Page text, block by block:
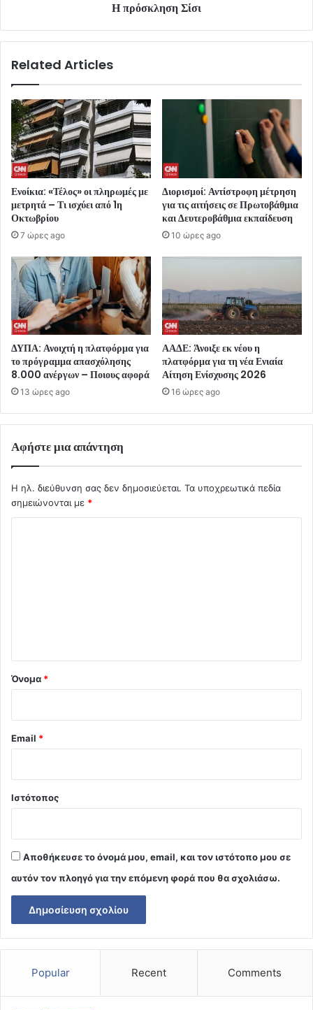
Η πρόσκληση Σίσι
Related Articles
Ενοίκια: «Τέλος» οι πληρωμές με
μετρητά – Τι ισχύει από 1η
Οκτωβρίου
7 ώρες ago
Διορισμοί: Αντίστροφη μέτρηση
για τις αιτήσεις σε Πρωτοβάθμια
και Δευτεροβάθμια εκπαίδευση
10 ώρες ago
ΔΥΠΑ: Ανοιχτή η πλατφόρμα για
το πρόγραμμα απασχόλησης
8.000 ανέργων – Ποιους αφορά
13 ώρες ago
ΑΑΔΕ: Άνοιξε εκ νέου η
πλατφόρμα για τη νέα Ενιαία
Αίτηση Ενίσχυσης 2026
16 ώρες ago
Αφήστε μια απάντηση
Η ηλ. διεύθυνση σας δεν δημοσιεύεται. Τα υποχρεωτικά πεδία
σημειώνονται με *
Όνομα *
Email *
Ιστότοπος
Αποθήκευσε το όνομά μου, email, και τον ιστότοπο μου σε
αυτόν τον πλοηγό για την επόμενη φορά που θα σχολιάσω.
Popular Recent Comments